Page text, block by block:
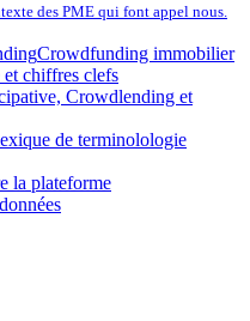
des PME qui font appel nous.
Crowdfunding immobilier
et chiffres clefs
Crowdlending et
de terminolologie
la plateforme